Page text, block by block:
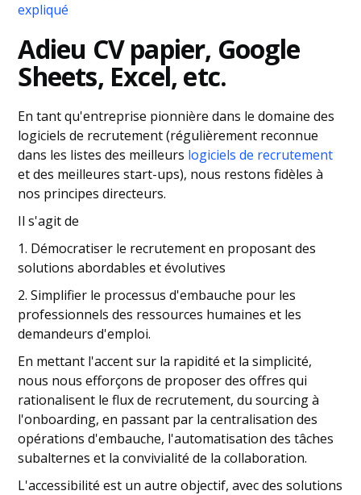
expliqué
Adieu CV papier, Google
Sheets, Excel, etc.
En tant qu'entreprise pionnière dans le domaine des
logiciels de recrutement (régulièrement reconnue
dans les listes des meilleurs logiciels de recrutement
et des meilleures start-ups), nous restons fidèles à
nos principes directeurs.
Il s'agit de
1. Démocratiser le recrutement en proposant des
solutions abordables et évolutives
2. Simplifier le processus d'embauche pour les
professionnels des ressources humaines et les
demandeurs d'emploi.
En mettant l'accent sur la rapidité et la simplicité,
nous nous efforçons de proposer des offres qui
rationalisent le flux de recrutement, du sourcing à
l'onboarding, en passant par la centralisation des
opérations d'embauche, l'automatisation des tâches
subalternes et la convivialité de la collaboration.
L'accessibilité est un autre objectif, avec des solutions